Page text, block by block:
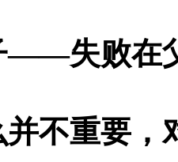
——失败在
不重要，